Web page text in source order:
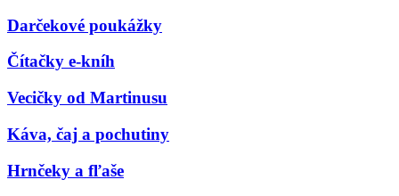
Darčekové poukážky
Čítačky e-kníh
Vecičky od Martinusu
Káva, čaj a pochutiny
Hrnčeky a fľaše